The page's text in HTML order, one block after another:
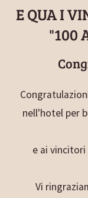
E QUA I
"100
nell'hotel per
e ai
Vi